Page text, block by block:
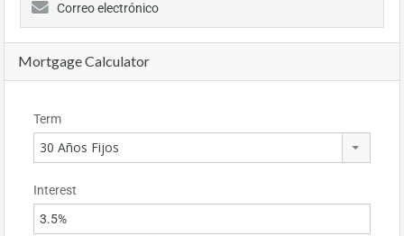
Correo electrónico
Mortgage Calculator
Term
30 Años Fijos
Interest